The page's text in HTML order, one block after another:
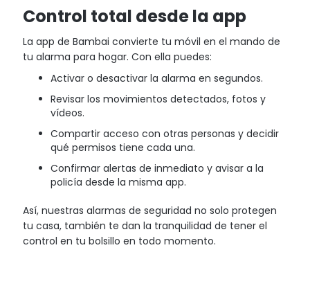
Control total desde la app
La app de Bambai convierte tu móvil en el mando de
tu alarma para hogar. Con ella puedes:
Activar o desactivar la alarma en segundos.
Revisar los movimientos detectados, fotos y
vídeos.
Compartir acceso con otras personas y decidir
qué permisos tiene cada una.
Confirmar alertas de inmediato y avisar a la
policía desde la misma app.
Así, nuestras alarmas de seguridad no solo protegen
tu casa, también te dan la tranquilidad de tener el
control en tu bolsillo en todo momento.